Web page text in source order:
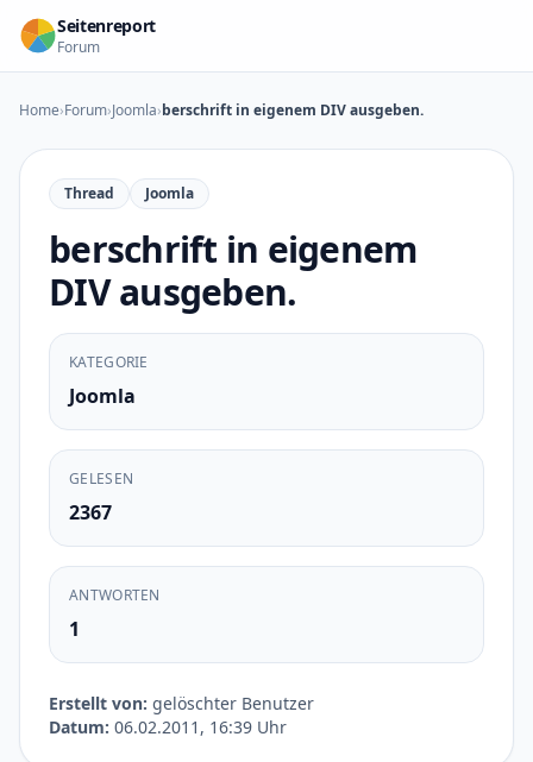
Zum Inhalt springen
Seitenreport
Forum
Home›Forum›Joomla›berschrift in eigenem DIV ausgeben.
Thread Joomla
berschrift in eigenem
DIV ausgeben.
KATEGORIE
Joomla
GELESEN
2367
ANTWORTEN
1
Erstellt von: gelöschter Benutzer
Datum: 06.02.2011, 16:39 Uhr